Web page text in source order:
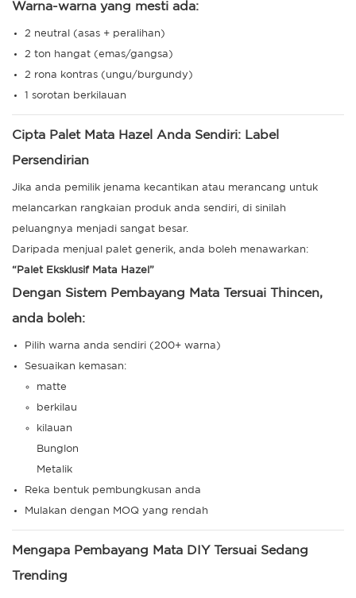
Warna-warna yang mesti ada:
2 neutral (asas + peralihan)
2 ton hangat (emas/gangsa)
2 rona kontras (ungu/burgundy)
1 sorotan berkilauan
Cipta Palet Mata Hazel Anda Sendiri: Label
Persendirian
Jika anda pemilik jenama kecantikan atau merancang untuk
melancarkan rangkaian produk anda sendiri, di sinilah
peluangnya menjadi sangat besar.
Daripada menjual palet generik, anda boleh menawarkan:
“Palet Eksklusif Mata Hazel”
Dengan Sistem Pembayang Mata Tersuai Thincen,
anda boleh:
Pilih warna anda sendiri (200+ warna)
Sesuaikan kemasan:
matte
berkilau
kilauan
Bunglon
Metalik
Reka bentuk pembungkusan anda
Mulakan dengan MOQ yang rendah
Mengapa Pembayang Mata DIY Tersuai Sedang
Trending